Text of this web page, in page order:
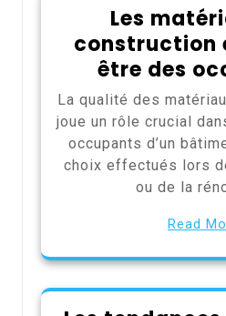
Les
construction
être des
La qualité des
joue un rôle crucial
occupants d’un
choix effectués lors
ou de la
Read